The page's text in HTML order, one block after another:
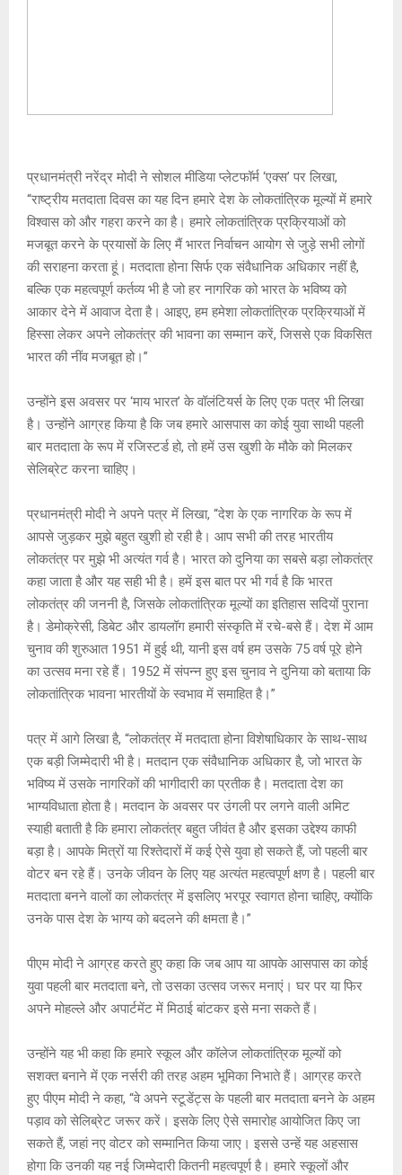
प्रधानमंत्री नरेंद्र मोदी ने सोशल मीडिया प्लेटफॉर्म ‘एक्स’ पर लिखा,
“राष्ट्रीय मतदाता दिवस का यह दिन हमारे देश के लोकतांत्रिक मूल्यों में हमारे
विश्वास को और गहरा करने का है। हमारे लोकतांत्रिक प्रक्रियाओं को
मजबूत करने के प्रयासों के लिए मैं भारत निर्वाचन आयोग से जुड़े सभी लोगों
की सराहना करता हूं। मतदाता होना सिर्फ एक संवैधानिक अधिकार नहीं है,
बल्कि एक महत्वपूर्ण कर्तव्य भी है जो हर नागरिक को भारत के भविष्य को
आकार देने में आवाज देता है। आइए, हम हमेशा लोकतांत्रिक प्रक्रियाओं में
हिस्सा लेकर अपने लोकतंत्र की भावना का सम्मान करें, जिससे एक विकसित
भारत की नींव मजबूत हो।”
उन्होंने इस अवसर पर ‘माय भारत’ के वॉलंटियर्स के लिए एक पत्र भी लिखा
है। उन्होंने आग्रह किया है कि जब हमारे आसपास का कोई युवा साथी पहली
बार मतदाता के रूप में रजिस्टर्ड हो, तो हमें उस खुशी के मौके को मिलकर
सेलिब्रेट करना चाहिए।
प्रधानमंत्री मोदी ने अपने पत्र में लिखा, “देश के एक नागरिक के रूप में
आपसे जुड़कर मुझे बहुत खुशी हो रही है। आप सभी की तरह भारतीय
लोकतंत्र पर मुझे भी अत्यंत गर्व है। भारत को दुनिया का सबसे बड़ा लोकतंत्र
कहा जाता है और यह सही भी है। हमें इस बात पर भी गर्व है कि भारत
लोकतंत्र की जननी है, जिसके लोकतांत्रिक मूल्यों का इतिहास सदियों पुराना
है। डेमोक्रेसी, डिबेट और डायलॉग हमारी संस्कृति में रचे-बसे हैं। देश में आम
चुनाव की शुरुआत 1951 में हुई थी, यानी इस वर्ष हम उसके 75 वर्ष पूरे होने
का उत्सव मना रहे हैं। 1952 में संपन्न हुए इस चुनाव ने दुनिया को बताया कि
लोकतांत्रिक भावना भारतीयों के स्वभाव में समाहित है।”
पत्र में आगे लिखा है, “लोकतंत्र में मतदाता होना विशेषाधिकार के साथ-साथ
एक बड़ी जिम्मेदारी भी है। मतदान एक संवैधानिक अधिकार है, जो भारत के
भविष्य में उसके नागरिकों की भागीदारी का प्रतीक है। मतदाता देश का
भाग्यविधाता होता है। मतदान के अवसर पर उंगली पर लगने वाली अमिट
स्याही बताती है कि हमारा लोकतंत्र बहुत जीवंत है और इसका उद्देश्य काफी
बड़ा है। आपके मित्रों या रिश्तेदारों में कई ऐसे युवा हो सकते हैं, जो पहली बार
वोटर बन रहे हैं। उनके जीवन के लिए यह अत्यंत महत्वपूर्ण क्षण है। पहली बार
मतदाता बनने वालों का लोकतंत्र में इसलिए भरपूर स्वागत होना चाहिए, क्योंकि
उनके पास देश के भाग्य को बदलने की क्षमता है।”
पीएम मोदी ने आग्रह करते हुए कहा कि जब आप या आपके आसपास का कोई
युवा पहली बार मतदाता बने, तो उसका उत्सव जरूर मनाएं। घर पर या फिर
अपने मोहल्ले और अपार्टमेंट में मिठाई बांटकर इसे मना सकते हैं।
उन्होंने यह भी कहा कि हमारे स्कूल और कॉलेज लोकतांत्रिक मूल्यों को
सशक्त बनाने में एक नर्सरी की तरह अहम भूमिका निभाते हैं। आग्रह करते
हुए पीएम मोदी ने कहा, “वे अपने स्टूडेंट्स के पहली बार मतदाता बनने के अहम
पड़ाव को सेलिब्रेट जरूर करें। इसके लिए ऐसे समारोह आयोजित किए जा
सकते हैं, जहां नए वोटर को सम्मानित किया जाए। इससे उन्हें यह अहसास
होगा कि उनकी यह नई जिम्मेदारी कितनी महत्वपूर्ण है। हमारे स्कूलों और